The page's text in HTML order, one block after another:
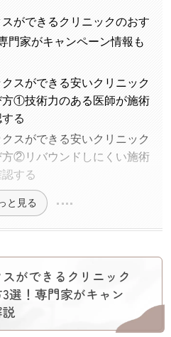
ができるクリニックのおす
門家がキャンペーン情報も
スができる安いクリニック
方①技術力のある医師が施術
る
スができる安いクリニック
方②リバウンドしにくい施術
する
と見る
ができるクリニック
選！専門家がキャン